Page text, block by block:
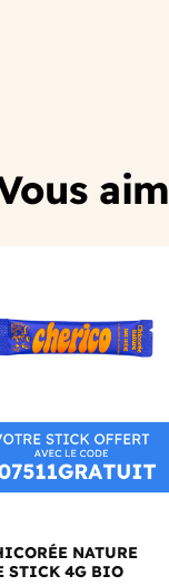
NATURE
STICK 4G BIO